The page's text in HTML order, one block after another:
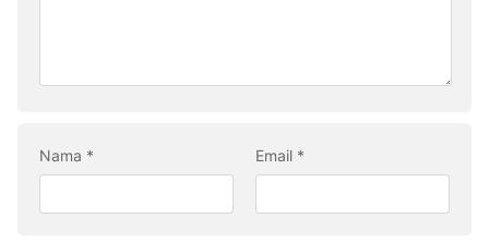
Nama * Email *